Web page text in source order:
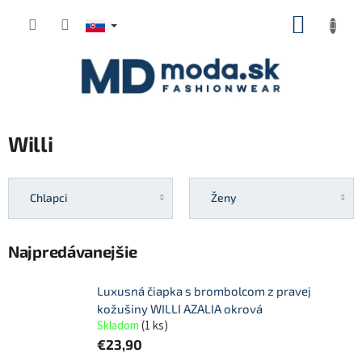
Willi
Chlapci Ženy
Najpredávanejšie
Luxusná čiapka s brombolcom z pravej
kožušiny WILLI AZALIA okrová
Skladom(1 ks)
€23,90